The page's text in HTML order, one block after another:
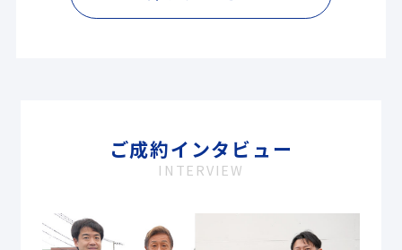
ご成約インタビュー
INTERVIEW